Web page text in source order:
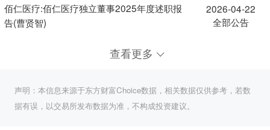
佰仁医疗:佰仁医疗独立董事2025年度述职报
告(曹贤智)
2026-04-22
全部公告
查看更多
声明：本信息来源于东方财富Choice数据，相关数据仅供参考，若数
据有误，以交易所发布数据为准，不构成投资建议。